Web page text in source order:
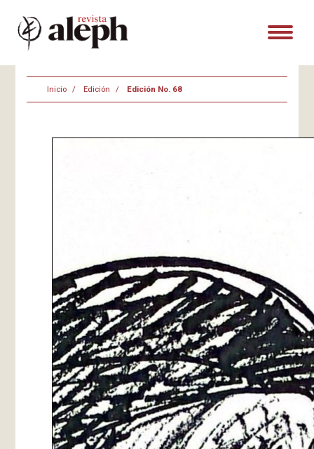
Inicio Edición Edición No. 68